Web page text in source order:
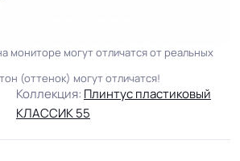
мониторе могут отличатся от реальных
(оттенок) могут отличатся!
Коллекция: Плинтус пластиковый
KЛАССИК 55